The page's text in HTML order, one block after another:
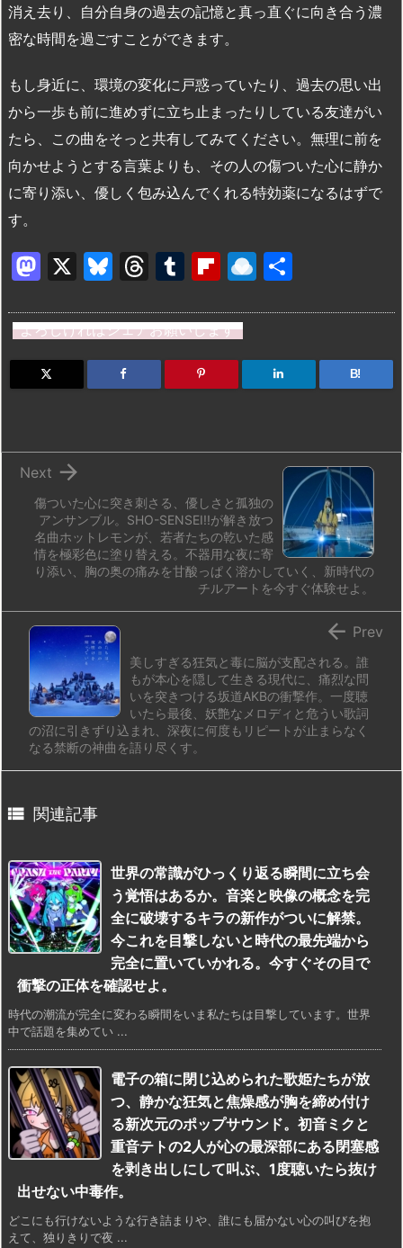
消え去り、自分自身の過去の記憶と真っ直ぐに向き合う濃
密な時間を過ごすことができます。
もし身近に、環境の変化に戸惑っていたり、過去の思い出
から一歩も前に進めずに立ち止まったりしている友達がい
たら、この曲をそっと共有してみてください。無理に前を
向かせようとする言葉よりも、その人の傷ついた心に静か
に寄り添い、優しく包み込んでくれる特効薬になるはずで
す。
M
st
o
d
X
Bl
e
s
k
T
e
a
d
T
m
bl
r
Fl
b
o
ar
R
n
dr
o
よろしければシェアお願いします
B!
傷ついた心に突き刺さる、優しさと孤独の
アンサンブル。SHO-SENSEI!!が解き放つ
名曲ホットレモンが、若者たちの乾いた感
情を極彩色に塗り替える。不器用な夜に寄
り添い、胸の奥の痛みを甘酸っぱく溶かしていく、新時代の
チルアートを今すぐ体験せよ。

Next
美しすぎる狂気と毒に脳が支配される。誰
もが本心を隠して生きる現代に、痛烈な問
いを突きつける坂道AKBの衝撃作。一度聴
いたら最後、妖艶なメロディと危うい歌詞
の沼に引きずり込まれ、深夜に何度もリピートが止まらなく
なる禁断の神曲を語り尽くす。
 Prev
 関連記事
世界の常識がひっくり返る瞬間に立ち会
う覚悟はあるか。音楽と映像の概念を完
全に破壊するキラの新作がついに解禁。
今これを目撃しないと時代の最先端から
完全に置いていかれる。今すぐその目で
衝撃の正体を確認せよ。
時代の潮流が完全に変わる瞬間をいま私たちは目撃しています。世界
中で話題を集めてい ...
電子の箱に閉じ込められた歌姫たちが放
つ、静かな狂気と焦燥感が胸を締め付け
る新次元のポップサウンド。初音ミクと
重音テトの2人が心の最深部にある閉塞感
を剥き出しにして叫ぶ、1度聴いたら抜け
出せない中毒作。
どこにも行けないような行き詰まりや、誰にも届かない心の叫びを抱
えて、独りきりで夜 ...